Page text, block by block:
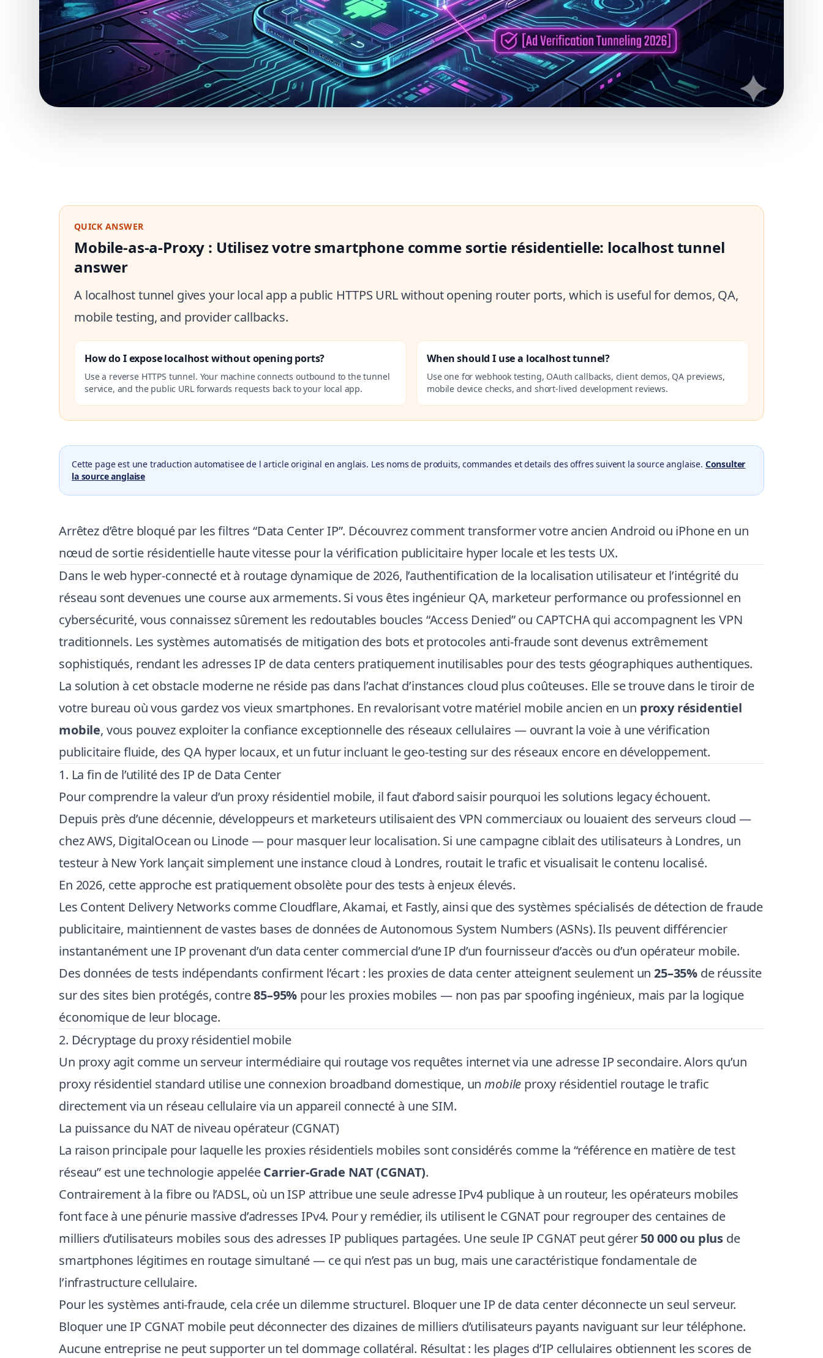
QUICK ANSWER
Mobile-as-a-Proxy : Utilisez votre smartphone comme sortie résidentielle: localhost tunnel
answer
A localhost tunnel gives your local app a public HTTPS URL without opening router ports, which is useful for demos, QA,
mobile testing, and provider callbacks.
How do I expose localhost without opening ports?
Use a reverse HTTPS tunnel. Your machine connects outbound to the tunnel
service, and the public URL forwards requests back to your local app.
When should I use a localhost tunnel?
Use one for webhook testing, OAuth callbacks, client demos, QA previews,
mobile device checks, and short-lived development reviews.
Cette page est une traduction automatisee de l article original en anglais. Les noms de produits, commandes et details des offres suivent la source anglaise. Consulter
la source anglaise
Arrêtez d’être bloqué par les filtres “Data Center IP”. Découvrez comment transformer votre ancien Android ou iPhone en un
nœud de sortie résidentielle haute vitesse pour la vérification publicitaire hyper locale et les tests UX.
Dans le web hyper-connecté et à routage dynamique de 2026, l’authentification de la localisation utilisateur et l’intégrité du
réseau sont devenues une course aux armements. Si vous êtes ingénieur QA, marketeur performance ou professionnel en
cybersécurité, vous connaissez sûrement les redoutables boucles “Access Denied” ou CAPTCHA qui accompagnent les VPN
traditionnels. Les systèmes automatisés de mitigation des bots et protocoles anti-fraude sont devenus extrêmement
sophistiqués, rendant les adresses IP de data centers pratiquement inutilisables pour des tests géographiques authentiques.
La solution à cet obstacle moderne ne réside pas dans l’achat d’instances cloud plus coûteuses. Elle se trouve dans le tiroir de
votre bureau où vous gardez vos vieux smartphones. En revalorisant votre matériel mobile ancien en un proxy résidentiel
mobile, vous pouvez exploiter la confiance exceptionnelle des réseaux cellulaires — ouvrant la voie à une vérification
publicitaire fluide, des QA hyper locaux, et un futur incluant le geo-testing sur des réseaux encore en développement.
1. La fin de l’utilité des IP de Data Center
Pour comprendre la valeur d’un proxy résidentiel mobile, il faut d’abord saisir pourquoi les solutions legacy échouent.
Depuis près d’une décennie, développeurs et marketeurs utilisaient des VPN commerciaux ou louaient des serveurs cloud —
chez AWS, DigitalOcean ou Linode — pour masquer leur localisation. Si une campagne ciblait des utilisateurs à Londres, un
testeur à New York lançait simplement une instance cloud à Londres, routait le trafic et visualisait le contenu localisé.
En 2026, cette approche est pratiquement obsolète pour des tests à enjeux élevés.
Les Content Delivery Networks comme Cloudflare, Akamai, et Fastly, ainsi que des systèmes spécialisés de détection de fraude
publicitaire, maintiennent de vastes bases de données de Autonomous System Numbers (ASNs). Ils peuvent différencier
instantanément une IP provenant d’un data center commercial d’une IP d’un fournisseur d’accès ou d’un opérateur mobile.
Des données de tests indépendants confirment l’écart : les proxies de data center atteignent seulement un25–35% de réussite
sur des sites bien protégés, contre85–95% pour les proxies mobiles — non pas par spoofing ingénieux, mais par la logique
économique de leur blocage.
2. Décryptage du proxy résidentiel mobile
Un proxy agit comme un serveur intermédiaire qui routage vos requêtes internet via une adresse IP secondaire. Alors qu’un
proxy résidentiel standard utilise une connexion broadband domestique, unmobile proxy résidentiel routage le trafic
directement via un réseau cellulaire via un appareil connecté à une SIM.
La puissance du NAT de niveau opérateur (CGNAT)
La raison principale pour laquelle les proxies résidentiels mobiles sont considérés comme la “référence en matière de test
réseau” est une technologie appeléeCarrier-Grade NAT (CGNAT).
Contrairement à la fibre ou l’ADSL, où un ISP attribue une seule adresse IPv4 publique à un routeur, les opérateurs mobiles
font face à une pénurie massive d’adresses IPv4. Pour y remédier, ils utilisent le CGNAT pour regrouper des centaines de
milliers d’utilisateurs mobiles sous des adresses IP publiques partagées. Une seule IP CGNAT peut gérer50 000 ou plus de
smartphones légitimes en routage simultané — ce qui n’est pas un bug, mais une caractéristique fondamentale de
l’infrastructure cellulaire.
Pour les systèmes anti-fraude, cela crée un dilemme structurel. Bloquer une IP de data center déconnecte un seul serveur.
Bloquer une IP CGNAT mobile peut déconnecter des dizaines de milliers d’utilisateurs payants naviguant sur leur téléphone.
Aucune entreprise ne peut supporter un tel dommage collatéral. Résultat : les plages d’IP cellulaires obtiennent les scores de